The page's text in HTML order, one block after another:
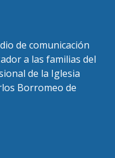
de comunicación
a las familias del
de la Iglesia
Borromeo de